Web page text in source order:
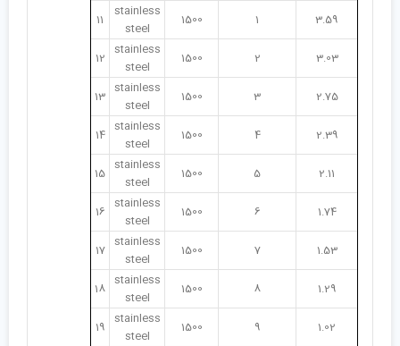
3.59
1
1500
stainless
steel
11
3.03
2
1500
stainless
steel
12
2.75
3
1500
stainless
steel
13
2.39
4
1500
stainless
steel
14
2.11
5
1500
stainless
steel
15
1.74
6
1500
stainless
steel
16
1.53
7
1500
stainless
steel
17
1.29
8
1500
stainless
steel
18
1.02
9
1500
stainless
steel
19